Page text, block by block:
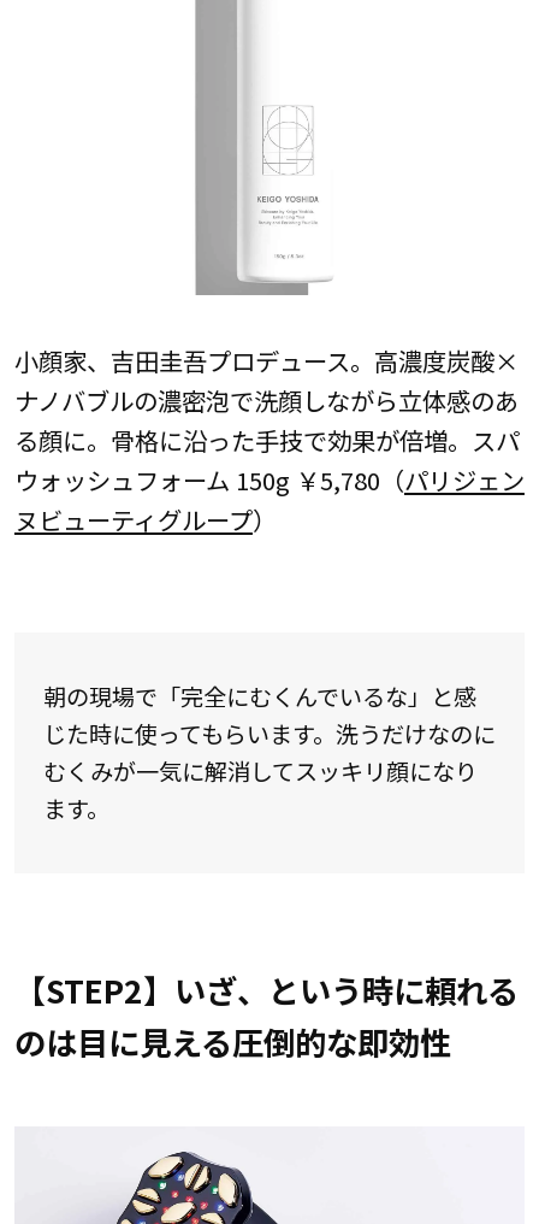
小顔家、吉田圭吾プロデュース。高濃度炭酸×
ナノバブルの濃密泡で洗顔しながら立体感のあ
る顔に。骨格に沿った手技で効果が倍増。スパ
ウォッシュフォーム 150g ￥5,780（パリジェン
ヌビューティグループ）
朝の現場で「完全にむくんでいるな」と感
じた時に使ってもらいます。洗うだけなのに
むくみが一気に解消してスッキリ顔になり
ます。
【STEP2】いざ、という時に頼れる
のは目に見える圧倒的な即効性